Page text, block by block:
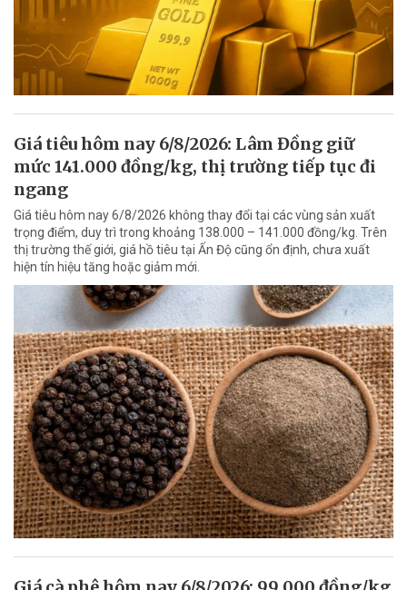
Giá tiêu hôm nay 6/8/2026: Lâm Đồng giữ
mức 141.000 đồng/kg, thị trường tiếp tục đi
ngang
Giá tiêu hôm nay 6/8/2026 không thay đổi tại các vùng sản xuất
trọng điểm, duy trì trong khoảng 138.000 – 141.000 đồng/kg. Trên
thị trường thế giới, giá hồ tiêu tại Ấn Độ cũng ổn định, chưa xuất
hiện tín hiệu tăng hoặc giảm mới.